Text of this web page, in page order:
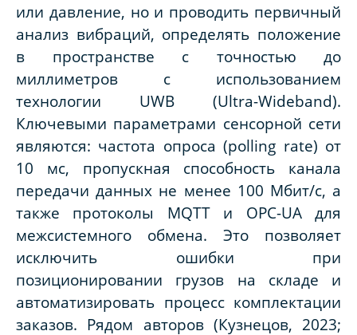
или давление, но и проводить первичный
анализ вибраций, определять положение
в пространстве с точностью до
миллиметров с использованием
технологии UWB (Ultra-Wideband).
Ключевыми параметрами сенсорной сети
являются: частота опроса (polling rate) от
10 мс, пропускная способность канала
передачи данных не менее 100 Мбит/с, а
также протоколы MQTT и OPC-UA для
межсистемного обмена. Это позволяет
исключить ошибки при
позиционировании грузов на складе и
автоматизировать процесс комплектации
заказов. Рядом авторов (Кузнецов, 2023;